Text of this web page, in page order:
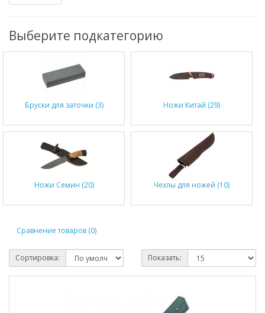
Выберите подкатегорию
Бруски для заточки (3) Ножи Китай (29)
Ножи Семин (20) Чехлы для ножей (10)
Сравнение товаров (0)
Сортировка: Показать: